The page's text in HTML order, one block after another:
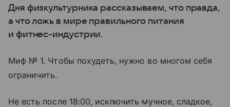
Дня физкультурника рассказываем, что правда,
а что ложь в мире правильного питания
и фитнес-индустрии.
Миф № 1. Чтобы похудеть, нужно во многом себя
ограничить.
Не есть после 18:00, исключить мучное, сладкое,